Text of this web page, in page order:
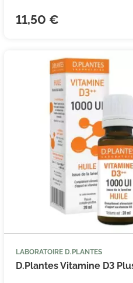
11,50 €

LABORATOIRE D.PLANTES
D.Plantes Vitamine D3